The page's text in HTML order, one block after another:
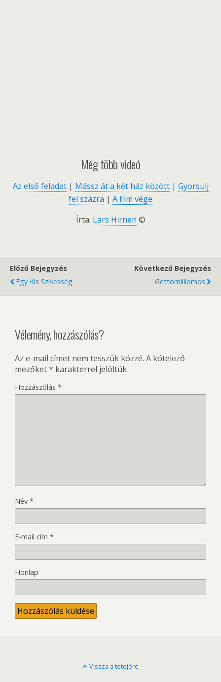
Még több videó
Az első feladat | Mássz át a két ház között | Gyorsulj
fel százra | A film vége
Írta: Lars Hirnen ©
Előző Bejegyzés
Egy Kis Szívesség
Következő Bejegyzés
Gettómilliomos
Vélemény, hozzászólás?
Az e-mail címet nem tesszük közzé. A kötelező
mezőket* karakterrel jelöltük
Hozzászólás *
Név *
E-mail cím *
Honlap
Vissza a tetejére